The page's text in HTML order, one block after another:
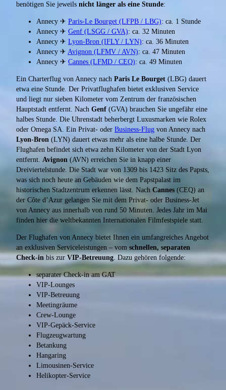
benötigen Sie jeweils nicht länger als eine Stunde:
Annecy ✈ Paris-Le Bourget (LFPB / LBG): ca. 1 Stunde
Annecy ✈ Genf (LSGG / GVA): ca. 32 Minuten
Annecy ✈ Lyon-Bron (IFLY / LYN): ca. 36 Minuten
Annecy ✈ Avignon (LFMV / AVN): ca. 47 Minuten
Annecy ✈ Cannes (LFMD / CEQ): ca. 49 Minuten
Ein Charterflug von Annecy nach Paris Le Bourget (LBG) dauert
etwa eine Stunde. Der Privatflughafen bietet exklusiven Service
und liegt nur sieben Kilometer vom Zentrum der französischen
Hauptstadt entfernt. Nach Genf (GVA) brauchen Sie ungefähr eine
halbes Stunde. Die Uhrenstadt beherbergt Luxusmarken wie Rolex
oder Omega SA. Ein Privat- oder Business-Flug von Annecy nach
Lyon-Bron (LYN) dauert etwas mehr als eine halbe Stunde. Der
Flughafen befindet sich etwa zehn Kilometer von der Stadt Lyon
entfernt. Avignon (AVN) erreichen Sie in knapp einer
Dreiviertelstunde. Die Stadt war von 1309 bis 1423 Sitz des Papsts,
was sich noch heute an Gebäuden wie dem Papstpalast im
historischen Stadtzentrum erkennen lässt. Nach Cannes (CEQ) an
der Côte d’Azur gelangen Sie mit dem Privat- oder Business-Jet
von Annecy aus innerhalb von rund 50 Minuten. Jedes Jahr im Mai
finden hier die weltbekannten Internationalen Filmfestspiele statt.
Der Flughafen von Annecy bietet Ihnen ein umfangreiches Angebot
an exklusiven Serviceleistungen – vom schnellen, separaten
Check-in bis zur VIP-Betreuung. Dazu gehören folgende:
separater Check-in am GAT
VIP-Lounges
VIP-Betreuung
Meetingräume
Crew-Lounge
VIP-Gepäck-Service
Flugzeugwartung
Betankung
Hangaring
Limousinen-Service
Helikopter-Service